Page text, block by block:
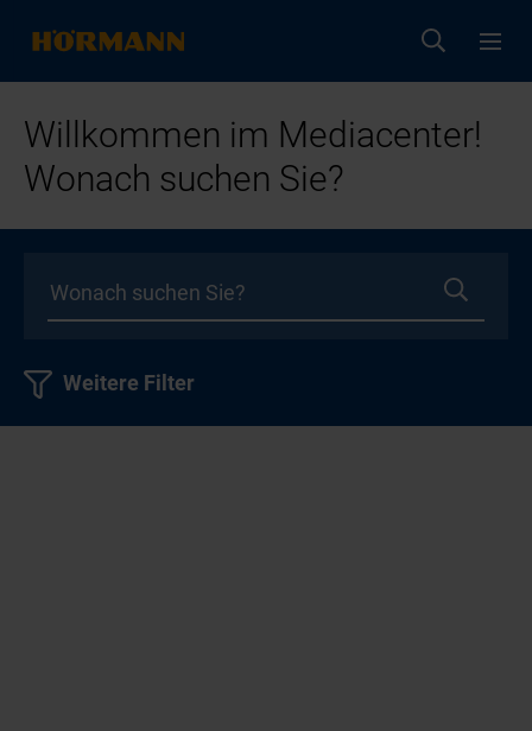
Willkommen im Mediacenter!
Wonach suchen Sie?
Weitere Filter